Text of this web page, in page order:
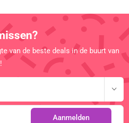
van de beste deals in de buurt van
Aanmelden